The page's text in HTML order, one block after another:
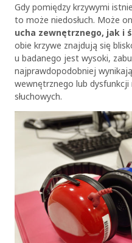
Gdy pomiędzy krzywymi
to może niedosłuch. Może
ucha zewnętrznego, jak i
obie krzywe znajdują się
u badanego jest wysoki,
najprawdopodobniej
wewnętrznego lub
słuchowych.